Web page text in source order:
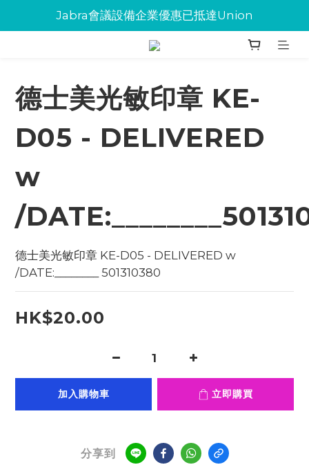
Jabra會議設備企業優惠已抵達Union
Jabra會議設備企業優惠已抵達Union
環保碳粉歡迎大量下單
德士美光敏印章 KE-
D05 - DELIVERED
w
/
德士美光敏印章 KE-D05 - DELIVERED w
/DATE:________ 501310380
HK$20.00
加入購物車 立即購買
分享到